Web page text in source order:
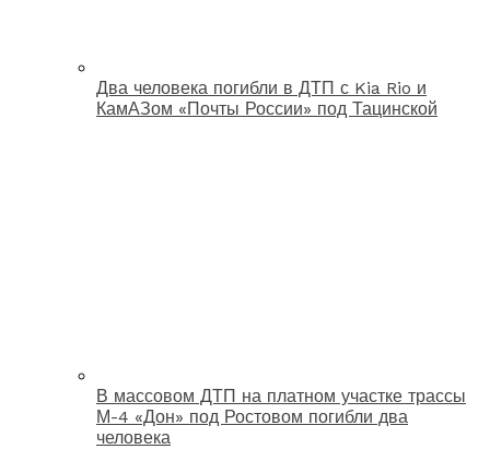
Два человека погибли в ДТП с Kia Rio и
КамАЗом «Почты России» под Тацинской
В массовом ДТП на платном участке трассы
М-4 «Дон» под Ростовом погибли два
человека